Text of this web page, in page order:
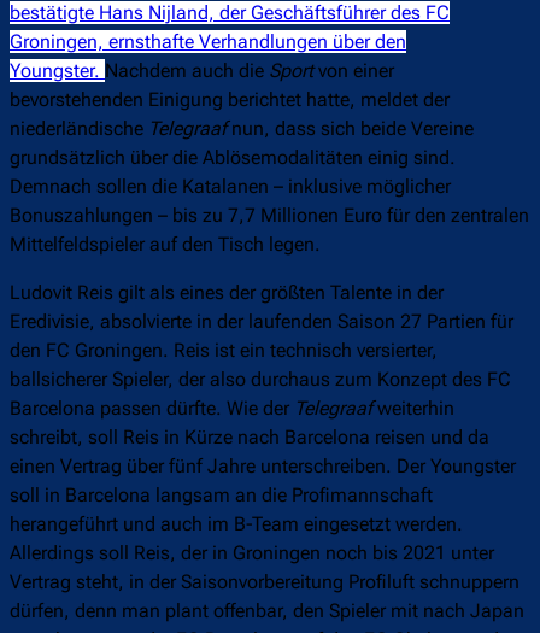
bestätigte Hans Nijland, der Geschäftsführer des FC
Groningen, ernsthafte Verhandlungen über den
Youngster. Nachdem auch die Sportvon einer
bevorstehenden Einigung berichtet hatte, meldet der
niederländische Telegraafnun, dass sich beide Vereine
grundsätzlich über die Ablösemodalitäten einig sind.
Demnach sollen die Katalanen – inklusive möglicher
Bonuszahlungen – bis zu 7,7 Millionen Euro für den zentralen
Mittelfeldspieler auf den Tisch legen.
Ludovit Reis gilt als eines der größten Talente in der
Eredivisie, absolvierte in der laufenden Saison 27 Partien für
den FC Groningen. Reis ist ein technisch versierter,
ballsicherer Spieler, der also durchaus zum Konzept des FC
Barcelona passen dürfte. Wie der Telegraafweiterhin
schreibt, soll Reis in Kürze nach Barcelona reisen und da
einen Vertrag über fünf Jahre unterschreiben. Der Youngster
soll in Barcelona langsam an die Profimannschaft
herangeführt und auch im B-Team eingesetzt werden.
Allerdings soll Reis, der in Groningen noch bis 2021 unter
Vertrag steht, in der Saisonvorbereitung Profiluft schnuppern
dürfen, denn man plant offenbar, den Spieler mit nach Japan